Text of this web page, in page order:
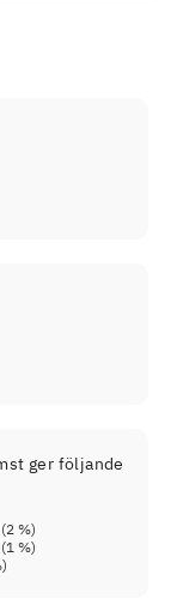
ger följande
2 %)
1 %)